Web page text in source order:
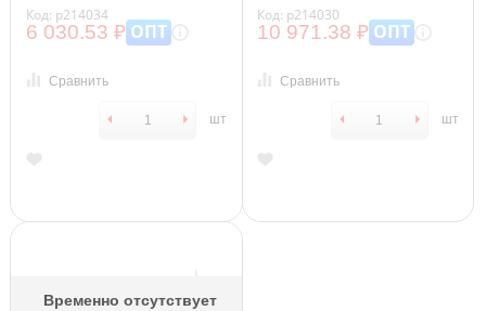
Код: р214034
6 030.53 ₽ ОПТ
Сравнить
шт
Код: р214030
10 971.38 ₽ ОПТ
Сравнить
шт
Временно отсутствует